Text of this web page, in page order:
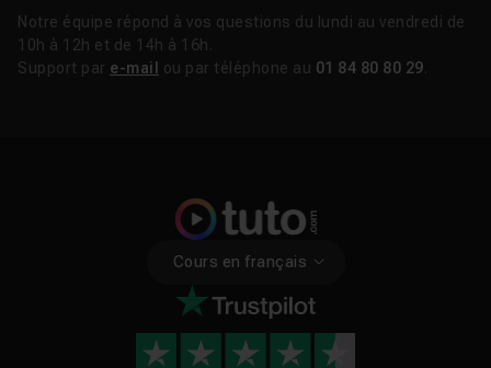
Notre équipe répond à vos questions du lundi au vendredi de
10h à 12h et de 14h à 16h.
Support par e-mail ou par téléphone au 01 84 80 80 29
Cours en français